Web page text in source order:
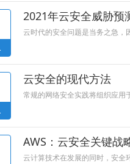
2021年云安全威胁预
云时代的安全问题是当务之急，
云安全的现代方法
常规的网络安全实践将组织应用
AWS：云安全关键战
云计算技术在发展的同时，安全